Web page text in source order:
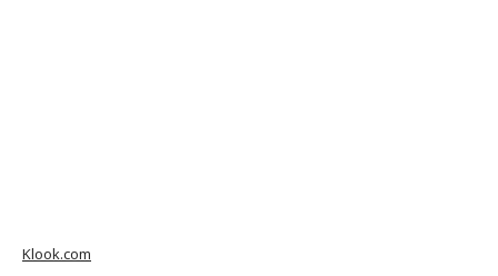
Klook.com